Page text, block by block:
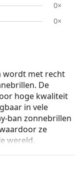
0×
0×
wordt met recht
De
hoge kwaliteit
in vele
ban zonnebrillen
ze
wereld.
zonnebrillen.